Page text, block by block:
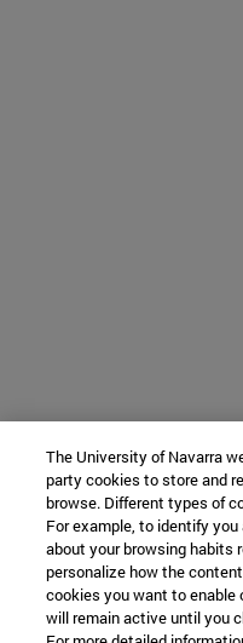
The University of Navarra
party cookies to store and
browse. Different types of
For example, to identify
about your browsing habits
personalize how the
cookies you want to enable
will remain active until you